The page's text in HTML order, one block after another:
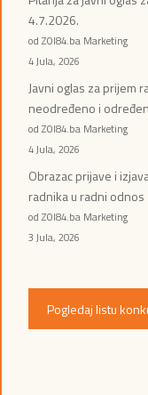
4.7.2026.
od ZOI84.ba Marketing
4 Jula, 2026
Javni oglas za prijem
neodređeno i
od ZOI84.ba Marketing
4 Jula, 2026
Obrazac prijave i
radnika u radni odnos
od ZOI84.ba Marketing
3 Jula, 2026
Pogledaj listu